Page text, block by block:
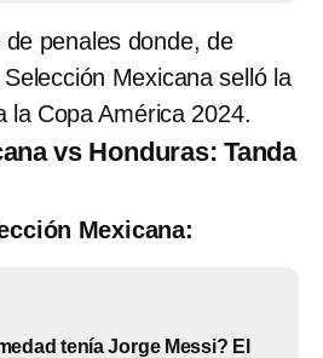
penales donde, de
Mexicana selló la
la Copa América 2024.
vs Honduras: Tanda
Mexicana:
tenía Jorge Messi? El